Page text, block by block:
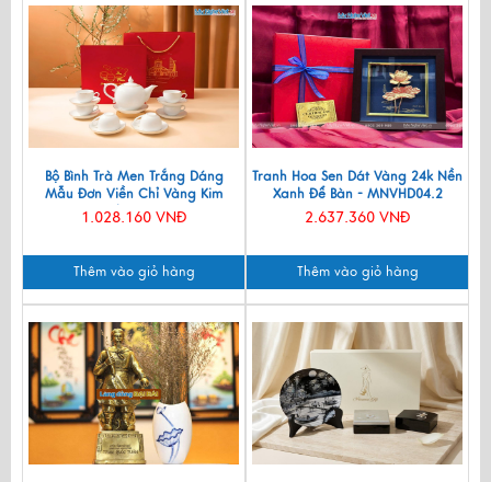
Bộ Bình Trà Men Trắng Dáng
Mẫu Đơn Viền Chỉ Vàng Kim
550ml BT001-7.2
1.028.160 VNĐ
Thêm vào giỏ hàng
Tranh Hoa Sen Dát Vàng 24k Nền
Xanh Để Bàn - MNVHD04.2
2.637.360 VNĐ
Thêm vào giỏ hàng